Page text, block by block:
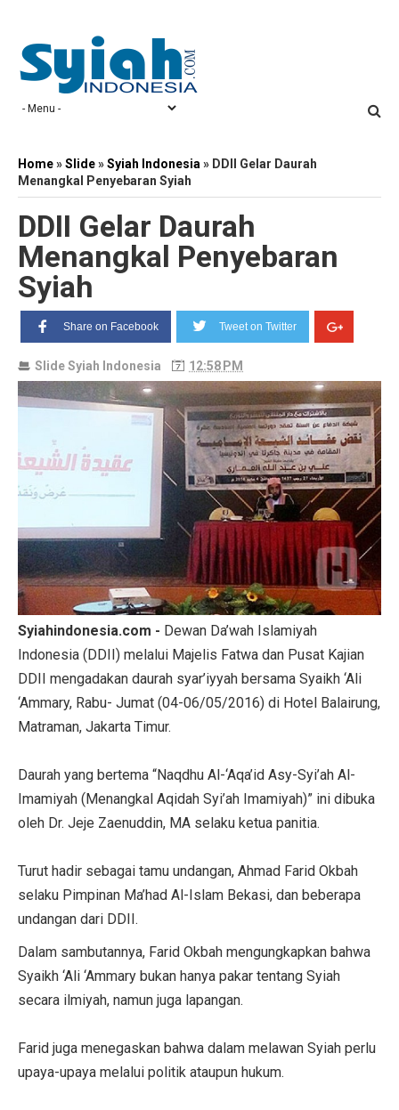
Home»Slide»Syiah Indonesia » DDII Gelar Daurah
Menangkal Penyebaran Syiah
DDII Gelar Daurah
Menangkal Penyebaran
Syiah
Share on Facebook Tweet on Twitter
SlideSyiah Indonesia 12:58 PM
Syiahindonesia.com - Dewan Da’wah Islamiyah
Indonesia (DDII) melalui Majelis Fatwa dan Pusat Kajian
DDII mengadakan daurah syar’iyyah bersama Syaikh ‘Ali
‘Ammary, Rabu- Jumat (04-06/05/2016) di Hotel Balairung,
Matraman, Jakarta Timur.
Daurah yang bertema “Naqdhu Al-‘Aqa’id Asy-Syi’ah Al-
Imamiyah (Menangkal Aqidah Syi’ah Imamiyah)” ini dibuka
oleh Dr. Jeje Zaenuddin, MA selaku ketua panitia.
Turut hadir sebagai tamu undangan, Ahmad Farid Okbah
selaku Pimpinan Ma’had Al-Islam Bekasi, dan beberapa
undangan dari DDII.
Dalam sambutannya, Farid Okbah mengungkapkan bahwa
Syaikh ‘Ali ‘Ammary bukan hanya pakar tentang Syiah
secara ilmiyah, namun juga lapangan.
Farid juga menegaskan bahwa dalam melawan Syiah perlu
upaya-upaya melalui politik ataupun hukum.